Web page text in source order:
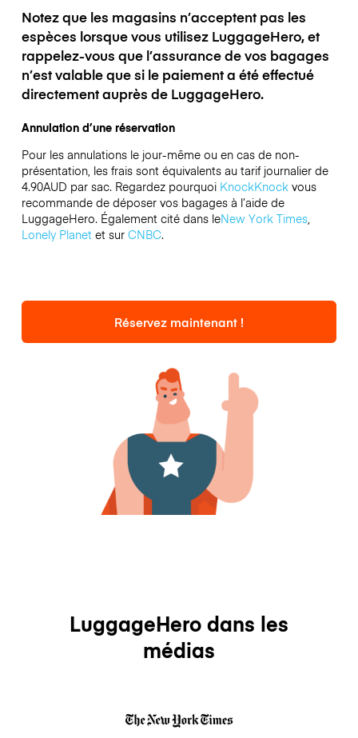
Notez que les magasins n’acceptent pas les
espèces lorsque vous utilisez LuggageHero, et
rappelez-vous que l’assurance de vos bagages
n’est valable que si le paiement a été effectué
directement auprès de LuggageHero.
Annulation d’une réservation
Pour les annulations le jour-même ou en cas de non-
présentation, les frais sont équivalents au tarif journalier de
4.90AUD par sac. Regardez pourquoi KnockKnockvous
recommande de déposer vos bagages à l’aide de
LuggageHero. Également cité dans leNew York Times,
Lonely Planetet sur CNBC.
Réservez maintenant !
LuggageHero dans les
médias